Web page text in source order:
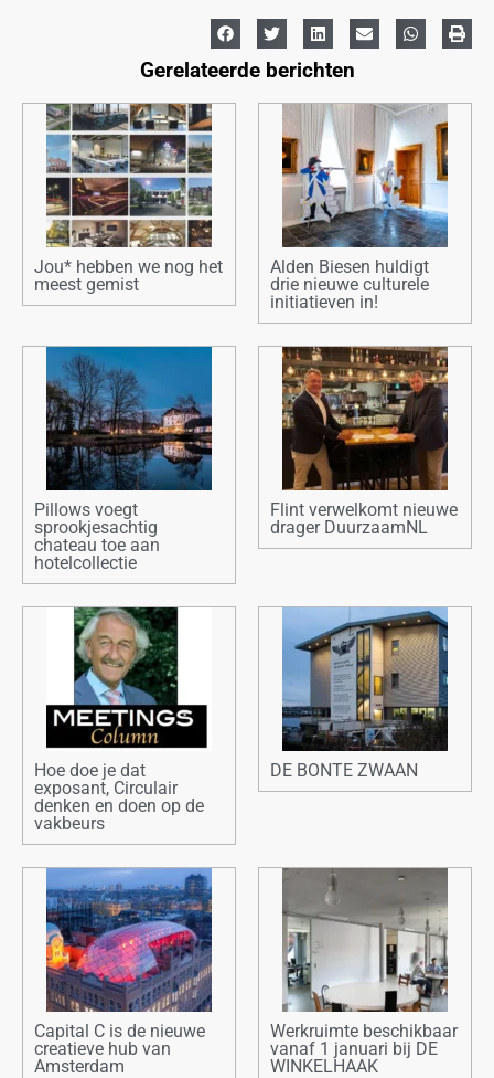
Gerelateerde berichten
Jou* hebben we nog het
meest gemist
Alden Biesen huldigt
drie nieuwe culturele
initiatieven in!
Pillows voegt
sprookjesachtig
chateau toe aan
hotelcollectie
Flint verwelkomt nieuwe
drager DuurzaamNL
Hoe doe je dat
exposant, Circulair
denken en doen op de
vakbeurs
DE BONTE ZWAAN
Capital C is de nieuwe
creatieve hub van
Amsterdam
Werkruimte beschikbaar
vanaf 1 januari bij DE
WINKELHAAK